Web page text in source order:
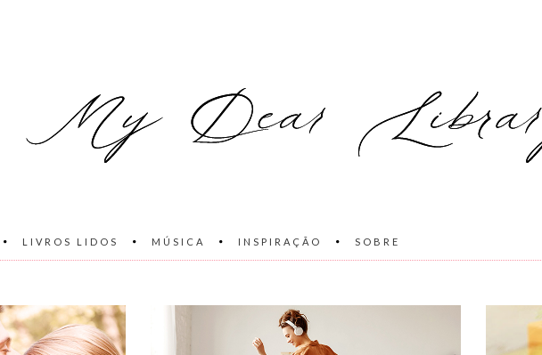
LIVROS LIDOS MÚSICA INSPIRAÇÃO SOBRE